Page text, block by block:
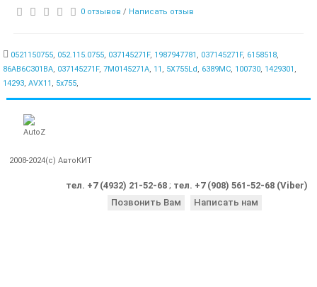
0 отзывов / Написать отзыв
0521150755, 052.115.0755, 037145271F, 1987947781 , 037145271F, 6158518,
86AB6C301BA, 037145271F,7M0145271A, 11 , 5X755Ld, 6389MC, 100730, 1429301 ,
14293,AVX11 , 5x755,
2008-2024(c) АвтоКИТ
тел. +7 (4932) 21-52-68 ; тел. +7 (908) 561-52-68 (Viber)
Позвонить Вам
Написать нам